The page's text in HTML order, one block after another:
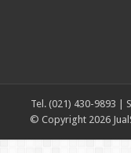
Tel. (021) 430-9893 |
© Copyright 2026